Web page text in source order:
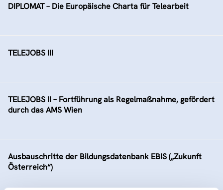
DIPLOMAT – Die Europäische Charta für Telearbeit
TELEJOBS III
TELEJOBS II – Fortführung als Regelmaßnahme, gefördert
durch das AMS Wien
Ausbauschritte der Bildungsdatenbank EBIS („Zukunft
Österreich“)